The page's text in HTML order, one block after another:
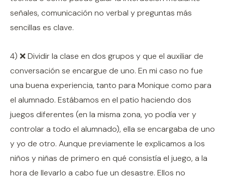
señales, comunicación no verbal y preguntas más
sencillas es clave.
4) ❌ Dividir la clase en dos grupos y que el auxiliar de
conversación se encargue de uno. En mi caso no fue
una buena experiencia, tanto para Monique como para
el alumnado. Estábamos en el patio haciendo dos
juegos diferentes (en la misma zona, yo podía ver y
controlar a todo el alumnado), ella se encargaba de uno
y yo de otro. Aunque previamente le explicamos a los
niños y niñas de primero en qué consistía el juego, a la
hora de llevarlo a cabo fue un desastre. Ellos no